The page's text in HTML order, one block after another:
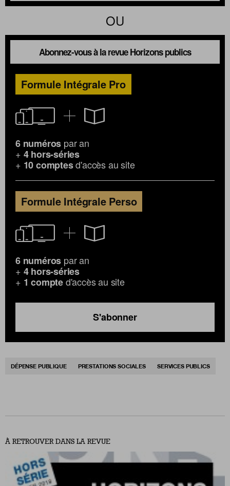
OU
Abonnez-vous à la revue Horizons publics
Formule Intégrale Pro
6 numéros par an
+ 4 hors-séries
+ 10 comptesd'accès au site
Formule Intégrale Perso
6 numéros par an
+ 4 hors-séries
+ 1 compted'accès au site
S'abonner
DÉPENSE PUBLIQUE PRESTATIONS SOCIALES SERVICES PUBLICS
À RETROUVER DANS LA REVUE